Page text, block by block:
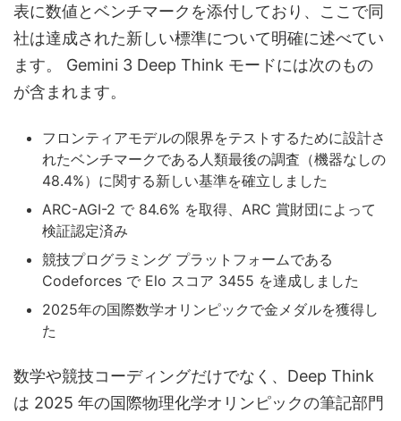
表に数値とベンチマークを添付しており、ここで同
社は達成された新しい標準について明確に述べてい
ます。 Gemini 3 Deep Think モードには次のもの
が含まれます。
フロンティアモデルの限界をテストするために設計さ
れたベンチマークである人類最後の調査（機器なしの
48.4%）に関する新しい基準を確立しました
ARC-AGI-2 で 84.6% を取得、ARC 賞財団によって
検証認定済み
競技プログラミング プラットフォームである
Codeforces で Elo スコア 3455 を達成しました
2025年の国際数学オリンピックで金メダルを獲得し
た
数学や競技コーディングだけでなく、Deep Think
は 2025 年の国際物理化学オリンピックの筆記部門